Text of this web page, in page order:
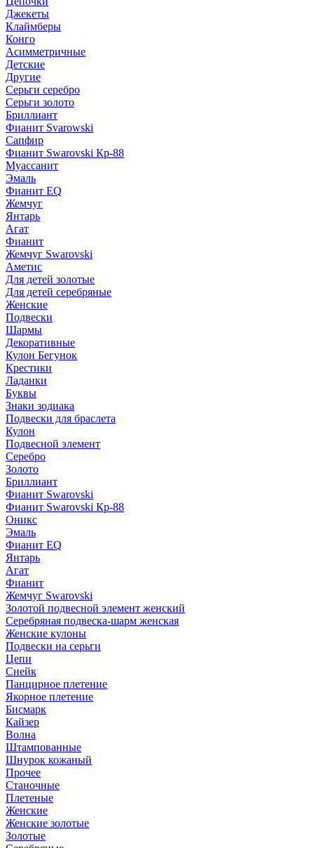
Джекеты
Клаймберы
Конго
Асимметричные
Детские
Другие
Серьги серебро
Серьги золото
Бриллиант
Фианит Svarowski
Сапфир
Фианит Swarovski Кр-88
Муассанит
Эмаль
Фианит EQ
Жемчуг
Янтарь
Агат
Фианит
Жемчуг Swarovski
Аметис
Для детей золотые
Для детей серебряные
Женские
Подвески
Шармы
Декоративные
Кулон Бегунок
Крестики
Ладанки
Буквы
Знаки зодиака
Подвески для браслета
Кулон
Подвесной элемент
Серебро
Золото
Бриллиант
Фианит Swarovski
Фианит Swarovski Кр-88
Оникс
Эмаль
Фианит EQ
Янтарь
Агат
Фианит
Жемчуг Swarovski
Золотой подвесной элемент женcкий
Серебряная подвеска-шарм женская
Женские кулоны
Подвески на серьги
Цепи
Снейк
Панцирное плетение
Якорное плетение
Бисмарк
Кайзер
Волна
Штампованные
Шнурок кожаный
Прочее
Станочные
Плетеные
Женские
Женские золотые
Золотые